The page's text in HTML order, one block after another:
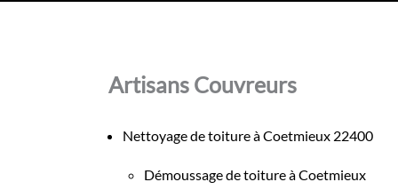
Artisans Couvreurs
Nettoyage de toiture à Coetmieux 22400
Démoussage de toiture à Coetmieux